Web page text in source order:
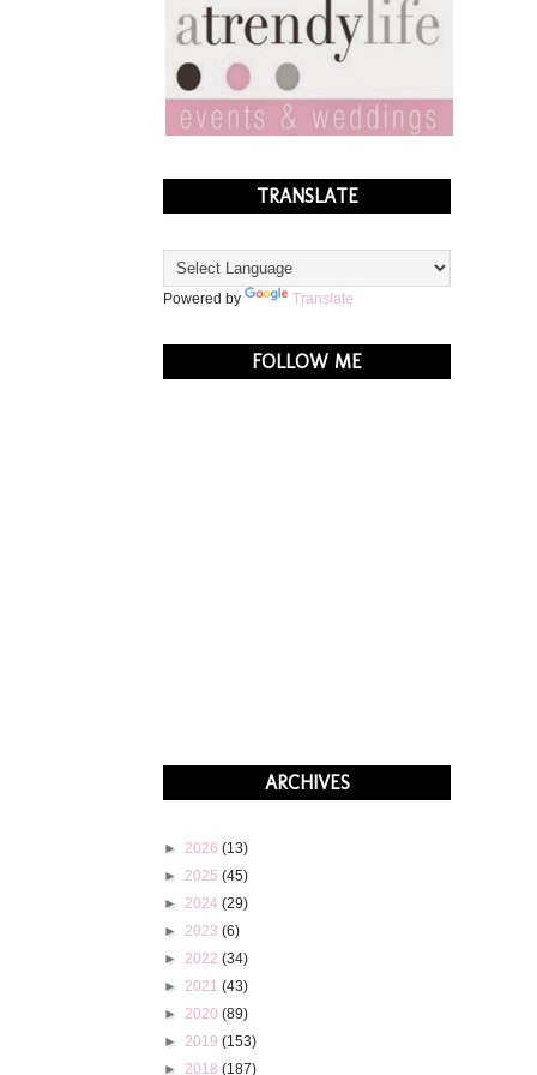
TRANSLATE
Powered by Translate
FOLLOW ME
ARCHIVES
► 2026 (13)
► 2025 (45)
► 2024 (29)
► 2023 (6)
► 2022 (34)
► 2021 (43)
► 2020 (89)
► 2019 (153)
► 2018 (187)